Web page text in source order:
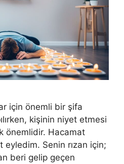
için önemli bir şifa
kişinin niyet etmesi
önemlidir. Hacamat
eyledim. Senin rızan için;
beri gelip geçen